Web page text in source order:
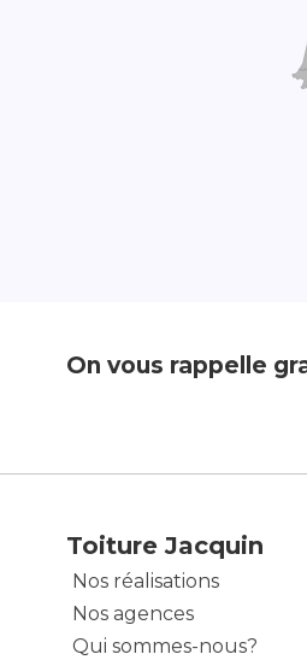
On vous rappelle
Toiture Jacquin
Nos réalisations
Nos agences
Qui sommes-nous?